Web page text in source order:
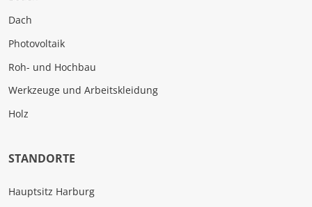
Dach
Photovoltaik
Roh- und Hochbau
Werkzeuge und Arbeitskleidung
Holz
STANDORTE
Hauptsitz Harburg